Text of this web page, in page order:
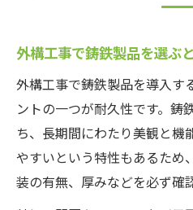
外構工事で鋳鉄製品を選ぶ
外構工事で鋳鉄製品を導入す
ントの一つが耐久性です。鋳
ち、長期間にわたり美観と機
やすいという特性もあるため
装の有無、厚みなどを必ず確